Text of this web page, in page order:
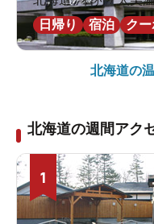
日帰り
宿泊 クー
北海道の
北海道の週間アク
1